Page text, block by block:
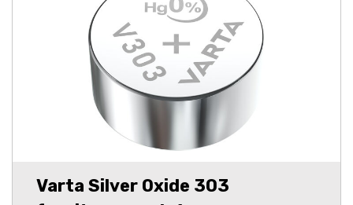
Varta Silver Oxide 303